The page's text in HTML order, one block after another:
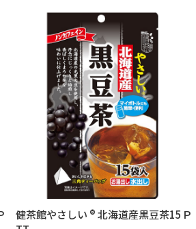
健茶館やさしい ® 北海道産黒豆茶15Ｐ